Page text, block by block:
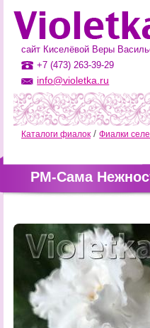
сайт Киселёвой Веры
+7 (473) 263-39-29
info@violetka.ru
Каталоги фиалок Фиалки
РМ-Сама